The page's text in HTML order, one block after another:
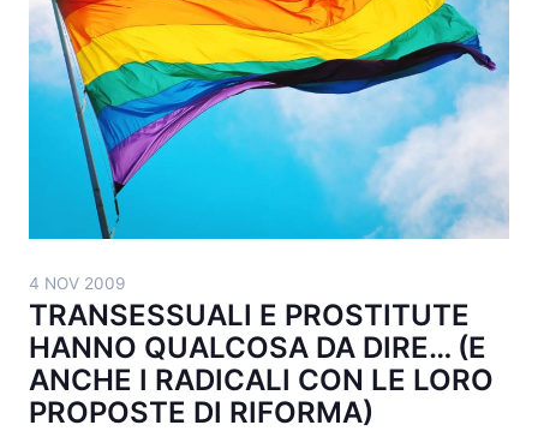
4 NOV 2009
TRANSESSUALI E PROSTITUTE
HANNO QUALCOSA DA DIRE… (E
ANCHE I RADICALI CON LE LORO
PROPOSTE DI RIFORMA)